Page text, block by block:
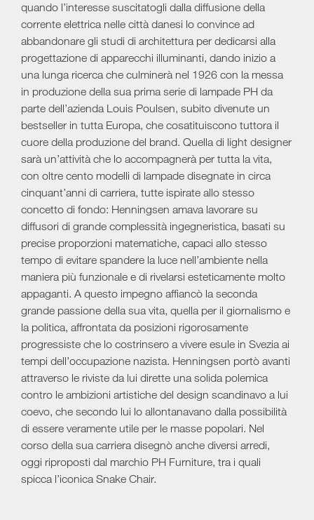
quando l’interesse suscitatogli dalla diffusione della
corrente elettrica nelle città danesi lo convince ad
abbandonare gli studi di architettura per dedicarsi alla
progettazione di apparecchi illuminanti, dando inizio a
una lunga ricerca che culminerà nel 1926 con la messa
in produzione della sua prima serie di lampade PH da
parte dell’azienda Louis Poulsen, subito divenute un
bestseller in tutta Europa, che cosatituiscono tuttora il
cuore della produzione del brand. Quella di light designer
sarà un’attività che lo accompagnerà per tutta la vita,
con oltre cento modelli di lampade disegnate in circa
cinquant’anni di carriera, tutte ispirate allo stesso
concetto di fondo: Henningsen amava lavorare su
diffusori di grande complessità ingegneristica, basati su
precise proporzioni matematiche, capaci allo stesso
tempo di evitare spandere la luce nell’ambiente nella
maniera più funzionale e di rivelarsi esteticamente molto
appaganti. A questo impegno affiancò la seconda
grande passione della sua vita, quella per il giornalismo e
la politica, affrontata da posizioni rigorosamente
progressiste che lo costrinsero a vivere esule in Svezia ai
tempi dell’occupazione nazista. Henningsen portò avanti
attraverso le riviste da lui dirette una solida polemica
contro le ambizioni artistiche del design scandinavo a lui
coevo, che secondo lui lo allontanavano dalla possibilità
di essere veramente utile per le masse popolari. Nel
corso della sua carriera disegnò anche diversi arredi,
oggi riproposti dal marchio PH Furniture, tra i quali
spicca l’iconica Snake Chair.